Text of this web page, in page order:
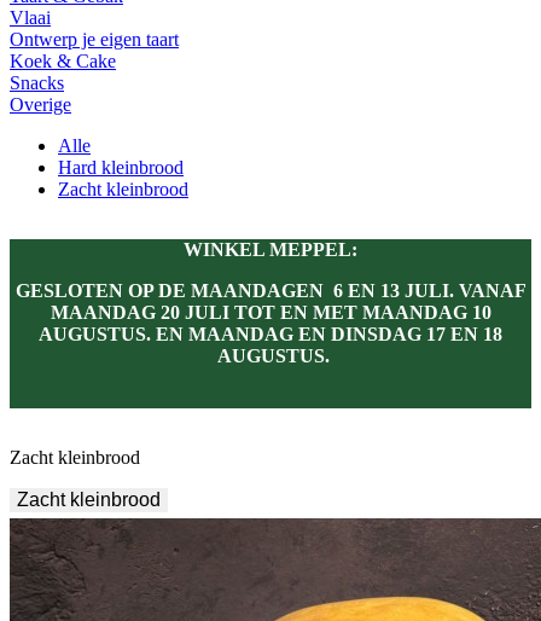
Vlaai
Ontwerp je eigen taart
Koek & Cake
Snacks
Overige
Alle
Hard kleinbrood
Zacht kleinbrood
WINKEL MEPPEL:
GESLOTEN OP DE MAANDAGEN 6 EN 13 JULI. VANAF
MAANDAG 20 JULI TOT EN MET MAANDAG 10
AUGUSTUS. EN MAANDAG EN DINSDAG 17 EN 18
AUGUSTUS.
Zacht kleinbrood
Zacht kleinbrood